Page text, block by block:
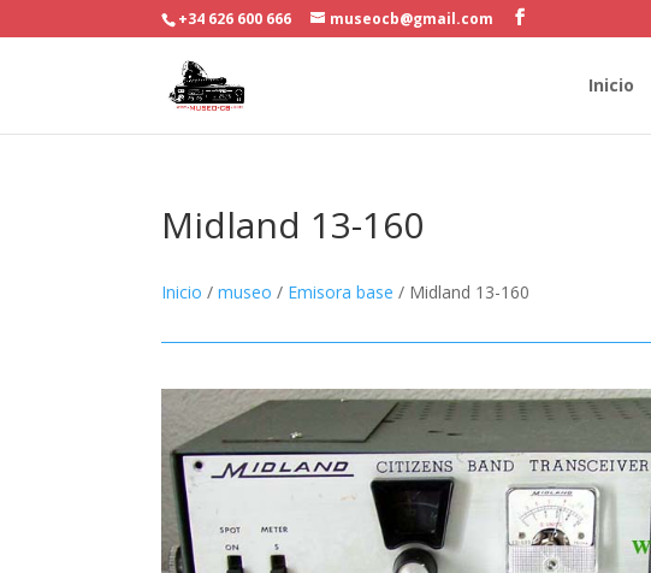
+34 626 600 666 museocb@gmail.com
Inicio
Midland 13-160
Inicio /museo / Emisora base / Midland 13-160